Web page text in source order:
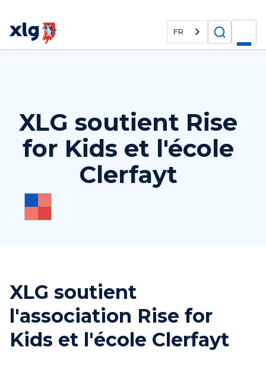
FR
XLG soutient Rise
for Kids et l'école
Clerfayt
XLG soutient
l'association Rise for
Kids et l'école Clerfayt